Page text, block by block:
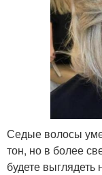
Седые волосы
тон, но в более
будете